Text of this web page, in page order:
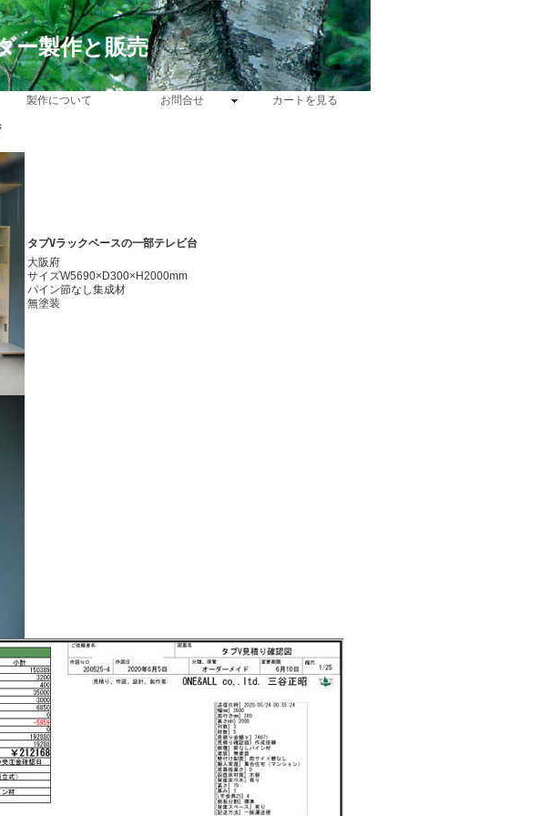
ー製作と販売
製作について お問合せ
カートを見る
タブVラックベースの一部テレビ台
大阪府
サイズW5690×D300×H2000mm
パイン節なし集成材
無塗装